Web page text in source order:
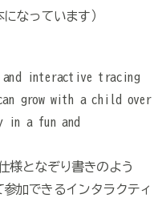
なっています）
and interactive tracing
grow with a child over
in a fun and
様となぞり書きのよう
加できるインタラクティ